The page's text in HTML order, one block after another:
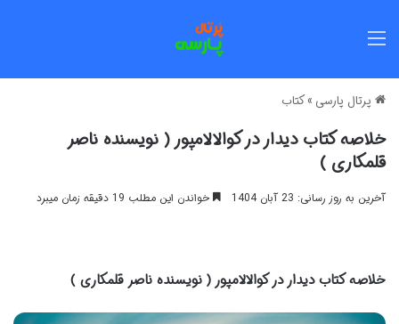
پرتال پارسی »کتاب
خلاصه کتاب دیدار در کوالالامپور ( نویسنده ناصر
قلمکاری )
آخرین به روز رسانی: 23 آبان 1404 خواندن این مطلب 19 دقیقه زمان میبرد
خلاصه کتاب دیدار در کوالالامپور ( نویسنده ناصر قلمکاری )